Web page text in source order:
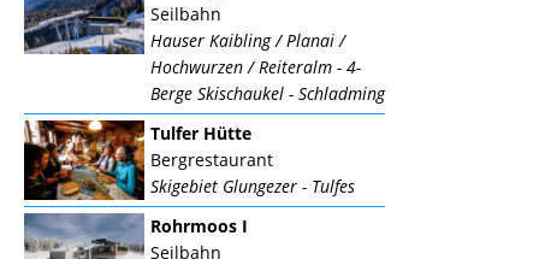
Seilbahn
Hauser Kaibling / Planai /
Hochwurzen / Reiteralm - 4-
Berge Skischaukel - Schladming
Tulfer Hütte
Bergrestaurant
Skigebiet Glungezer - Tulfes
Rohrmoos I
Seilbahn